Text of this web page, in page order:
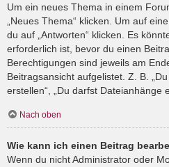
Um ein neues Thema in einem
„Neues Thema“ klicken. Um auf
du auf „Antworten“ klicken. Es
erforderlich ist, bevor du einen
Berechtigungen sind jeweils am
Beitragsansicht aufgelistet. Z. B.
erstellen“, „Du darfst Dateianhänge
Nach oben
Wie kann ich einen Beitrag
Wenn du nicht Administrator oder